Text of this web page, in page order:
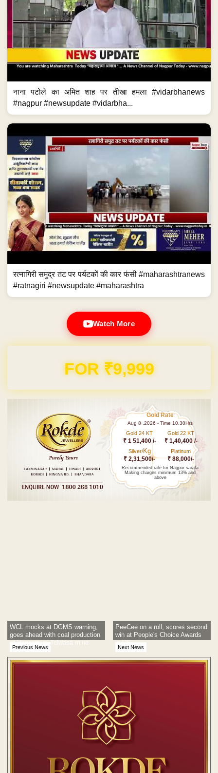
नाना पटोले का अमित शाह पर तीखा हमला #vidarbhanews
#nagpur #newsupdate #vidarbha...
रत्नागिरी समुद्र तट पर पर्यटकों की कार फंसी #maharashtranews
#ratnagiri #newsupdate #maharashtra
Watch More
Domain & Hosting FREE for 1 Year
Gold Rate
Aug 8 ,2026 - Time 10.30Hrs
Gold 24 KT
₹ 1 51,400 /-
Gold 22 KT
₹ 1,40,400 /-
Silver/Kg
₹ 2,31,500/-
Platinum
₹ 88,000/-
Recommended rate for Nagpur sarafa
Making charges minimum 13% and
above
Previous News
WCL mocks at DGMS warning,
goes ahead with coal production
at 'dangerous' Telwasa mine
Next News
PeeCee on a roll, scores second
win at People's Choice Awards
in US